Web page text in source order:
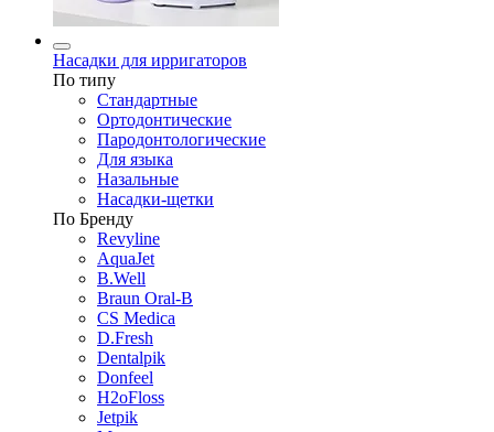
Насадки для ирригаторов
По типу
Стандартные
Ортодонтические
Пародонтологические
Для языка
Назальные
Насадки-щетки
По Бренду
Revyline
AquaJet
B.Well
Braun Oral-B
CS Medica
D.Fresh
Dentalpik
Donfeel
H2oFloss
Jetpik